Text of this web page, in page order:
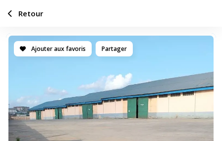
Ajouter aux favoris Partager
Retour